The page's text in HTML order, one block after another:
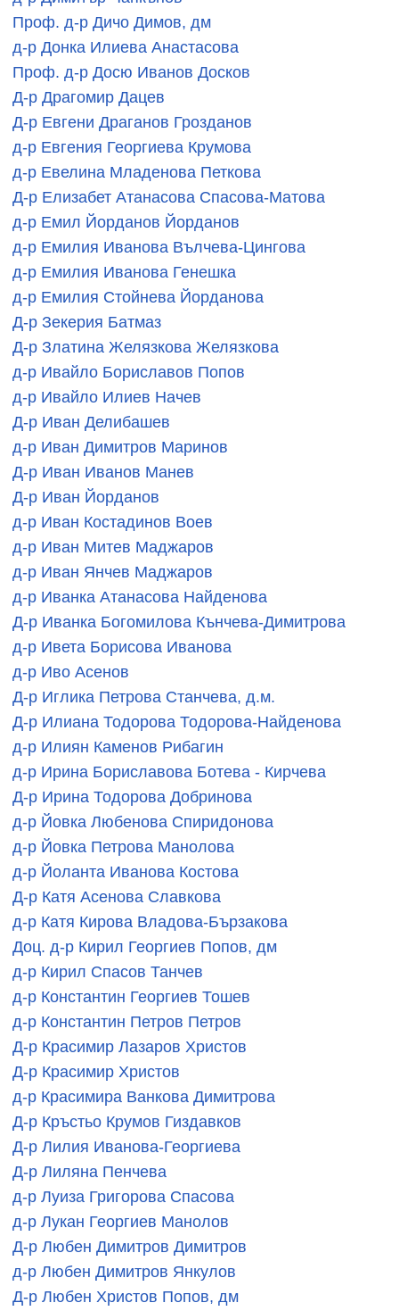
Проф. д-р Дичо Димов, дм
д-р Донка Илиева Анастасова
Проф. д-р Досю Иванов Досков
Д-р Драгомир Дацев
Д-р Евгени Драганов Грозданов
д-р Евгения Георгиева Крумова
д-р Евелина Младенова Петкова
Д-р Елизабет Атанасова Спасова-Матова
д-р Емил Йорданов Йорданов
д-р Емилия Иванова Вълчева-Цингова
д-р Емилия Иванова Генешка
д-р Емилия Стойнева Йорданова
Д-р Зекерия Батмаз
Д-р Златина Желязкова Желязкова
д-р Ивайло Бориславов Попов
д-р Ивайло Илиев Начев
Д-р Иван Делибашев
д-р Иван Димитров Маринов
Д-р Иван Иванов Манев
Д-р Иван Йорданов
д-р Иван Костадинов Воев
д-р Иван Митев Маджаров
д-р Иван Янчев Маджаров
д-р Иванка Атанасова Найденова
Д-р Иванка Богомилова Кънчева-Димитрова
д-р Ивета Борисова Иванова
д-р Иво Асенов
Д-р Иглика Петрова Станчева, д.м.
Д-р Илиана Тодорова Тодорова-Найденова
д-р Илиян Каменов Рибагин
д-р Ирина Бориславова Ботева - Кирчева
Д-р Ирина Тодорова Добринова
д-р Йовка Любенова Спиридонова
д-р Йовка Петрова Манолова
д-р Йоланта Иванова Костова
Д-р Катя Асенова Славкова
д-р Катя Кирова Владова-Бързакова
Доц. д-р Кирил Георгиев Попов, дм
д-р Кирил Спасов Танчев
д-р Константин Георгиев Тошев
д-р Константин Петров Петров
Д-р Красимир Лазаров Христов
Д-р Красимир Христов
д-р Красимира Ванкова Димитрова
Д-р Кръстьо Крумов Гиздавков
Д-р Лилия Иванова-Георгиева
Д-р Лиляна Пенчева
д-р Луиза Григорова Спасова
д-р Лукан Георгиев Манолов
Д-р Любен Димитров Димитров
д-р Любен Димитров Янкулов
Д-р Любен Христов Попов, дм